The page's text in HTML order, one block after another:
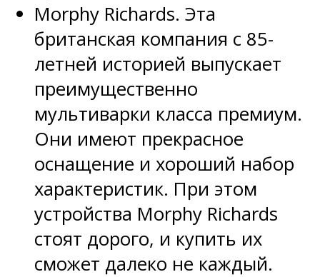
Morphy Richards. Эта
британская компания с 85-
летней историей выпускает
преимущественно
мультиварки класса премиум.
Они имеют прекрасное
оснащение и хороший набор
характеристик. При этом
устройства Morphy Richards
стоят дорого, и купить их
сможет далеко не каждый.